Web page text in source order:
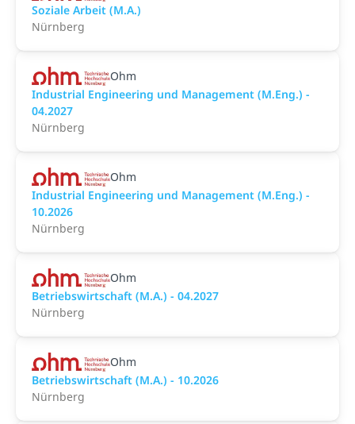
Soziale Arbeit (M.A.)
Nürnberg
Ohm
Industrial Engineering und Management (M.Eng.) -
04.2027
Nürnberg
Ohm
Industrial Engineering und Management (M.Eng.) -
10.2026
Nürnberg
Ohm
Betriebswirtschaft (M.A.) - 04.2027
Nürnberg
Ohm
Betriebswirtschaft (M.A.) - 10.2026
Nürnberg